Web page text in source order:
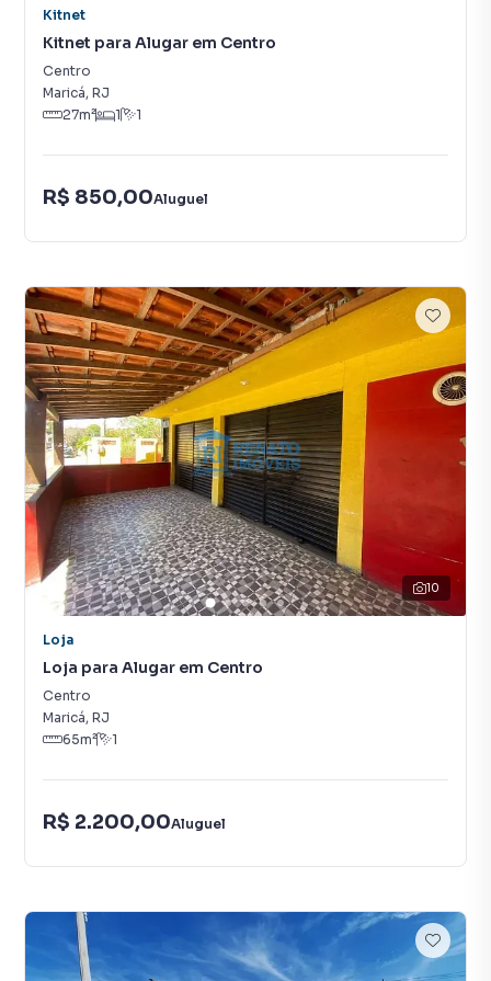
Kitnet
Kitnet para Alugar em Centro
Centro
Maricá, RJ
27m² 1 1
R$ 850,00Aluguel
10
Loja
Loja para Alugar em Centro
Centro
Maricá, RJ
65m² 1
R$ 2.200,00Aluguel